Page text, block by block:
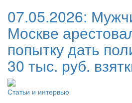
07.05.2026:
Москве
попытку дать
30 тыс. руб.
Статьи и интервью